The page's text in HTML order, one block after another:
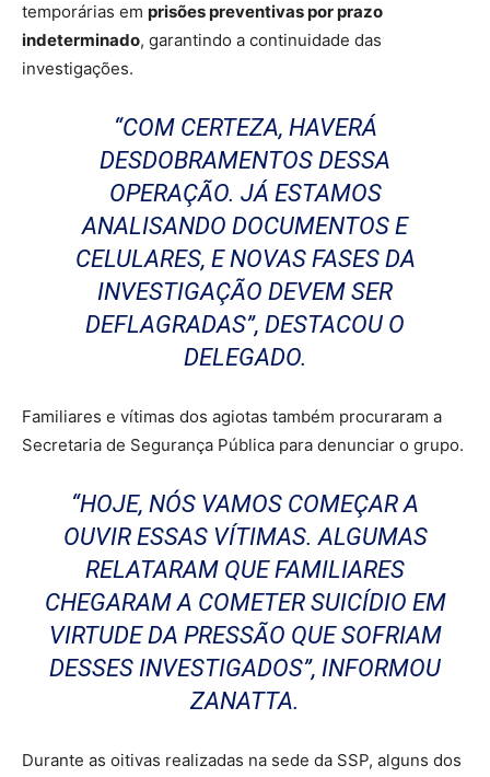
temporárias em prisões preventivas por prazo
indeterminado, garantindo a continuidade das
investigações.
“COM CERTEZA, HAVERÁ
DESDOBRAMENTOS DESSA
OPERAÇÃO. JÁ ESTAMOS
ANALISANDO DOCUMENTOS E
CELULARES, E NOVAS FASES DA
INVESTIGAÇÃO DEVEM SER
DEFLAGRADAS”, DESTACOU O
DELEGADO.
Familiares e vítimas dos agiotas também procuraram a
Secretaria de Segurança Pública para denunciar o grupo.
“HOJE, NÓS VAMOS COMEÇAR A
OUVIR ESSAS VÍTIMAS. ALGUMAS
RELATARAM QUE FAMILIARES
CHEGARAM A COMETER SUICÍDIO EM
VIRTUDE DA PRESSÃO QUE SOFRIAM
DESSES INVESTIGADOS”, INFORMOU
ZANATTA.
Durante as oitivas realizadas na sede da SSP, alguns dos